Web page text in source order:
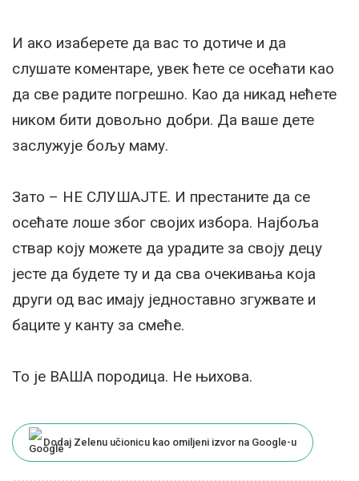
И ако изаберете да вас то дотиче и да
слушате коментаре, увек ћете се осећати као
да све радите погрешно. Као да никад нећете
ником бити довољно добри. Да ваше дете
заслужује бољу маму.
Зато – НЕ СЛУШАЈТЕ.⁣ И престаните да се
осећате лоше због својих избора. Најбоља
ствар коју можете да урадите за своју децу
јесте да будете ту и да сва очекивања која
други од вас имају једноставно згужвате и
баците у канту за смеће.
То је ВАША породица. Не њихова.
Dodaj Zelenu učionicu kao omiljeni izvor na Google-u